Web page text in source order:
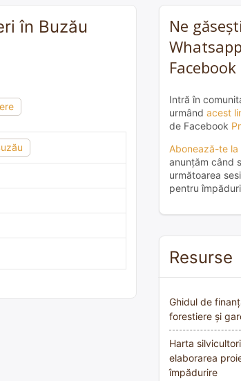
în Buzău
Ne
Facebook
Intră în
urmând acest
de Facebook
Abonează-te
anunțăm când
următoarea
pentru
Resurse
Ghidul de
forestiere și
Harta
elaborarea
împădurire